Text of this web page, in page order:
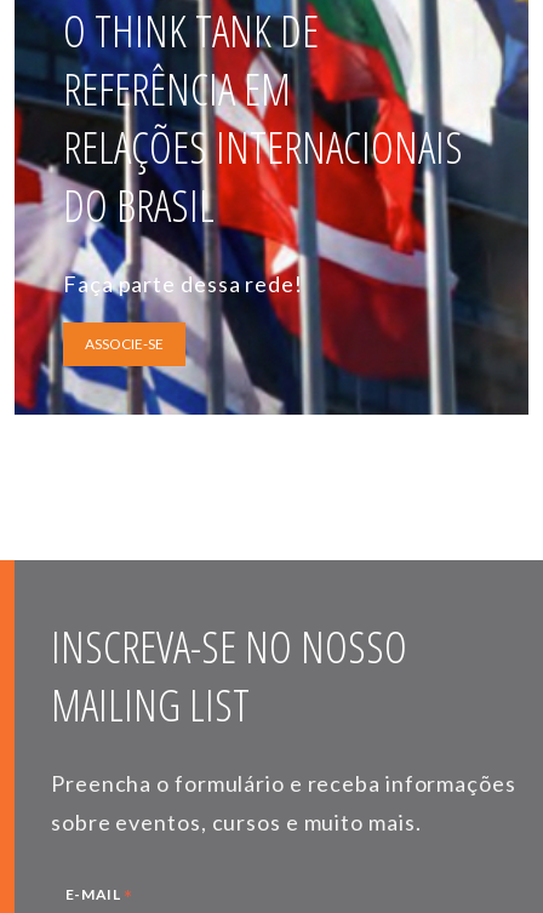
O THINK TANK DE
REFERÊNCIA EM
RELAÇÕES INTERNACIONAIS
DO BRASIL
Faça parte dessa rede!
ASSOCIE-SE
INSCREVA-SE NO NOSSO
MAILING LIST
Preencha o formulário e receba informações
sobre eventos, cursos e muito mais.
E-MAIL *